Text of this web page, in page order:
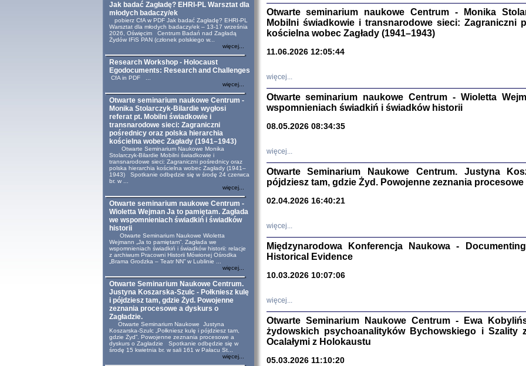
Jak badać Zagładę? EHRI-PL Warsztat dla
młodych badaczy/ek
pobierz CfA w PDF Jak badać Zagładę? EHRI-PL
Warsztat dla młodych badaczy/ek – 13-17 września
2026, Oświęcim Centrum Badań nad Zagładą
Żydów IFiS PAN (członek polskiego w...
więcej...
Research Workshop - Holocaust
Egodocuments: Research and Challenges
CfA in PDF ...
więcej...
Otwarte seminarium naukowe Centrum -
Monika Stolarczyk-Bilardie wygłosi
referat pt. Mobilni świadkowie i
transnarodowe sieci: Zagraniczni
pośrednicy oraz polska hierarchia
kościelna wobec Zagłady (1941–1943)
Otwarte Seminarium Naukowe Monika
Stolarczyk-Bilardie Mobilni świadkowie i
transnarodowe sieci: Zagraniczni pośrednicy oraz
polska hierarchia kościelna wobec Zagłady (1941–
1943) Spotkanie odbędzie się w środę 24 czerwca
br. w ...
więcej...
Otwarte seminarium naukowe Centrum -
Wioletta Wejman Ja to pamiętam. Zagłada
we wspomnieniach świadkiń i świadków
historii
Otwarte Seminarium Naukowe Wioletta
Wejmann „Ja to pamiętam”. Zagłada we
wspomnieniach świadkiń i świadków historii: relacje
z archiwum Pracowni Historii Mówionej Ośrodka
„Brama Grodzka – Teatr NN” w Lublinie ...
więcej...
Otwarte Seminarium Naukowe Centrum.
Justyna Koszarska-Szulc - Połkniesz kulę
i pójdziesz tam, gdzie Żyd. Powojenne
zeznania procesowe a dyskurs o
Zagładzie.
Otwarte Seminarium Naukowe Justyna
Koszarska-Szulc „Połkniesz kulę i pójdziesz tam,
gdzie Żyd”. Powojenne zeznania procesowe a
dyskurs o Zagładzie Spotkanie odbędzie się w
środę 15 kwietnia br. w sali 161 w Pałacu St...
więcej...
oprac.
Warszawa
oprac.
Studia i
nr 17, R. 2021
NIE WIEMY CO
Dziennik
Otwarte seminarium naukowe Centrum - Monika
Mobilni świadkowie i transnarodowe sieci: Zagraniczni
kościelna wobec Zagłady (1941–1943)
11.06.2026 12:05:44
więcej...
Otwarte seminarium naukowe Centrum - Wioletta
wspomnieniach świadkiń i świadków historii
08.05.2026 08:34:35
więcej...
Otwarte Seminarium Naukowe Centrum. Justyna
pójdziesz tam, gdzie Żyd. Powojenne zeznania procesowe
02.04.2026 16:40:21
więcej...
Międzynarodowa Konferencja Naukowa -
Historical Evidence
10.03.2026 10:07:06
więcej...
Otwarte Seminarium Naukowe Centrum - Ewa
żydowskich psychoanalityków Bychowskiego i
Ocalałymi z Holokaustu
05.03.2026 11:10:20